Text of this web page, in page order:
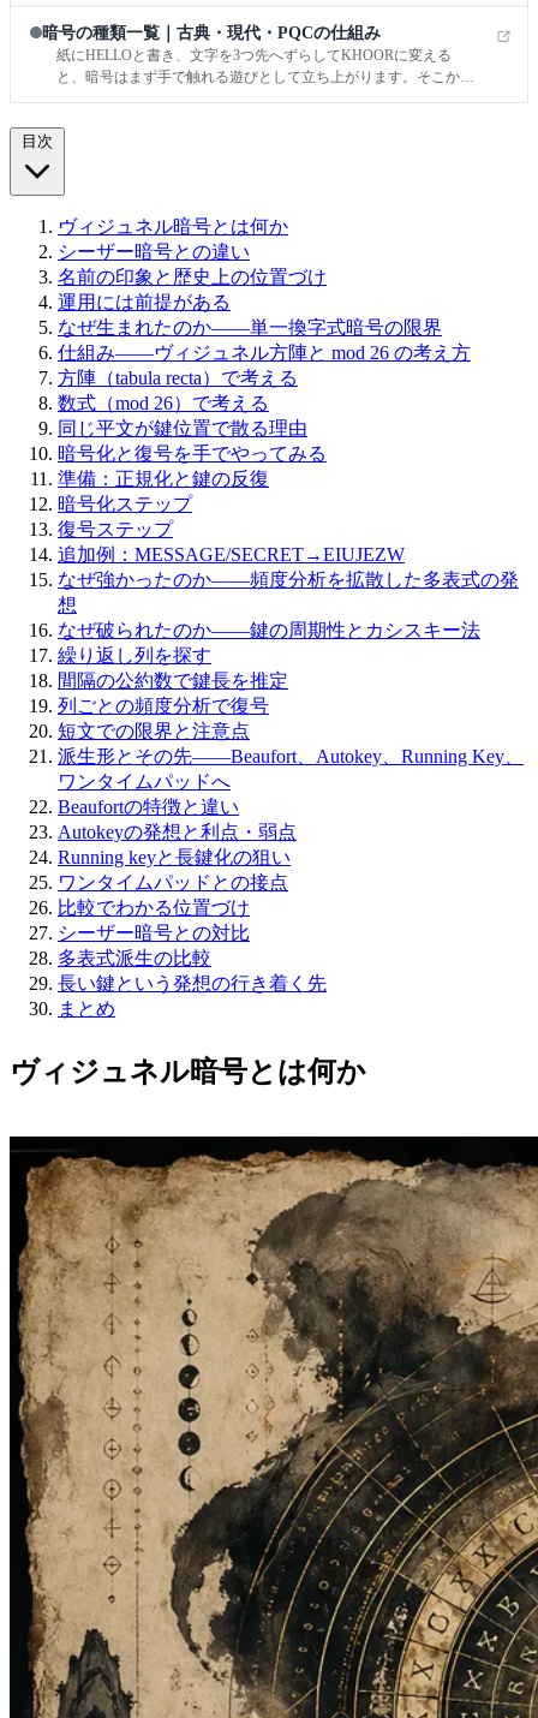
暗号の種類一覧｜古典・現代・PQCの仕組み
紙にHELLOと書き、文字を3つ先へずらしてKHOORに変える
と、暗号はまず手で触れる遊びとして立ち上がります。そこから
ブラウザの錠前アイコンを開く気持ちでTLS 1.3の流れを指でなぞ
ヴィジュネル暗号とは何か
シーザー暗号との違い
名前の印象と歴史上の位置づけ
運用には前提がある
なぜ生まれたのか——単一換字式暗号の限界
仕組み——ヴィジュネル方陣と mod 26 の考え方
方陣（tabula recta）で考える
数式（mod 26）で考える
同じ平文が鍵位置で散る理由
暗号化と復号を手でやってみる
準備：正規化と鍵の反復
暗号化ステップ
復号ステップ
追加例：MESSAGE/SECRET→EIUJEZW
なぜ強かったのか——頻度分析を拡散した多表式の発
想
なぜ破られたのか——鍵の周期性とカシスキー法
繰り返し列を探す
間隔の公約数で鍵長を推定
列ごとの頻度分析で復号
短文での限界と注意点
派生形とその先——Beaufort、Autokey、Running Key、
ワンタイムパッドへ
Beaufortの特徴と違い
Autokeyの発想と利点・弱点
Running keyと長鍵化の狙い
ワンタイムパッドとの接点
比較でわかる位置づけ
シーザー暗号との対比
多表式派生の比較
長い鍵という発想の行き着く先
まとめ
ヴィジュネル暗号とは何か